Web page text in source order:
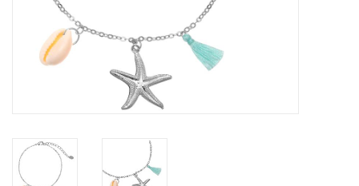
ON THE BEACH
Ohlala Jewels